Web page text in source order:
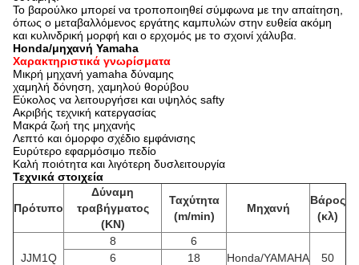
Το βαρούλκο μπορεί να τροποποιηθεί σύμφωνα με την απαίτηση,
όπως ο μεταβαλλόμενος εργάτης καμπυλών στην ευθεία ακόμη
και κυλινδρική μορφή και ο ερχομός με το σχοινί χάλυβα.
Honda/μηχανή Yamaha
Χαρακτηριστικά γνωρίσματα
Μικρή μηχανή yamaha δύναμης
χαμηλή δόνηση, χαμηλού θορύβου
Εύκολος να λειτουργήσει και υψηλός safty
Ακριβής τεχνική κατεργασίας
Μακρά ζωή της μηχανής
Λεπτό και όμορφο σχέδιο εμφάνισης
Ευρύτερο εφαρμόσιμο πεδίο
Καλή ποιότητα και λιγότερη δυσλειτουργία
Τεχνικά στοιχεία
Πρότυπο
Δύναμη
τραβήγματος
(KN)
Ταχύτητα
(m/min)
Μηχανή
Βάρος
(κλ)
JJM1Q
8
6
Honda/YAMAHA
50
6
18